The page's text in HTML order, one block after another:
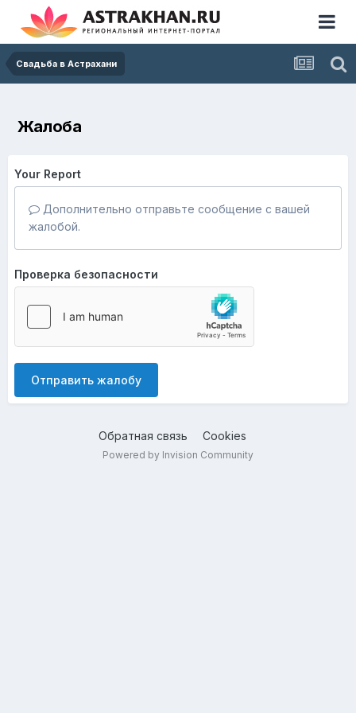
Свадьба в Астрахани
Жалоба
Your Report
Дополнительно отправьте сообщение с вашей
жалобой.
Проверка безопасности
Отправить жалобу
Обратная связь Cookies
Powered by Invision Community